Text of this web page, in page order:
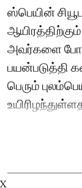
ஸ்பெயின்
அவர்களை
பயன்படுத்தி
பெரும்
X